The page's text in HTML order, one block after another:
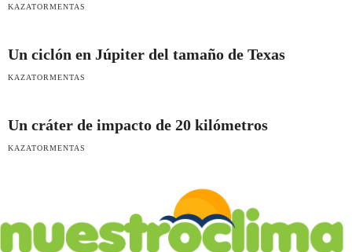
KAZATORMENTAS
Un ciclón en Júpiter del tamaño de Texas
KAZATORMENTAS
Un cráter de impacto de 20 kilómetros
KAZATORMENTAS